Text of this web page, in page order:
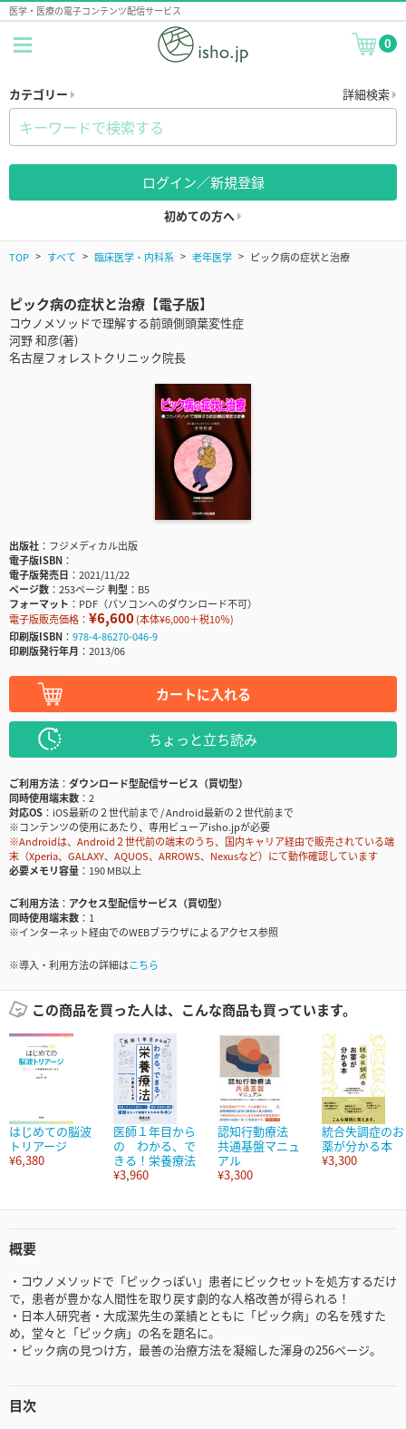
医学・医療の電子コンテンツ配信サービス
0
カテゴリー 詳細検索
ログイン／新規登録
初めての方へ
TOP すべて 臨床医学・内科系 老年医学 ピック病の症状と治療
ピック病の症状と治療【電子版】
コウノメソッドで理解する前頭側頭葉変性症
河野 和彦(著)
名古屋フォレストクリニック院長
出版社
フジメディカル出版
電子版ISBN
電子版発売日
2021/11/22
ページ数
253ページ判型
B5
フォーマット
PDF（パソコンへのダウンロード不可）
電子版販売価格： ¥6,600(本体¥6,000＋税10％)
印刷版ISBN
978-4-86270-046-9
印刷版発行年月
2013/06
カートに入れる
ちょっと立ち読み
ご利用方法
ダウンロード型配信サービス（買切型）
同時使用端末数
2
対応OS
iOS最新の２世代前まで / Android最新の２世代前まで
※コンテンツの使用にあたり、専用ビューアisho.jpが必要
※Androidは、Android２世代前の端末のうち、国内キャリア経由で販売されている端
末（Xperia、GALAXY、AQUOS、ARROWS、Nexusなど）にて動作確認しています
必要メモリ容量
190 MB以上
ご利用方法
アクセス型配信サービス（買切型）
同時使用端末数
1
※インターネット経由でのWEBブラウザによるアクセス参照
※導入・利用方法の詳細はこちら
この商品を買った人は、こんな商品も買っています。
はじめての脳波
トリアージ
¥6,380
医師１年目から
の わかる、で
きる！栄養療法
¥3,960
認知行動療法
共通基盤マニュ
アル
¥3,300
統合失調症のお
薬が分かる本
¥3,300
概要
・コウノメソッドで「ピックっぽい」患者にピックセットを処方するだけ
で，患者が豊かな人間性を取り戻す劇的な人格改善が得られる！
・日本人研究者・大成潔先生の業績とともに「ピック病」の名を残すた
め，堂々と「ピック病」の名を題名に。
・ピック病の見つけ方，最善の治療方法を凝縮した渾身の256ページ。
目次